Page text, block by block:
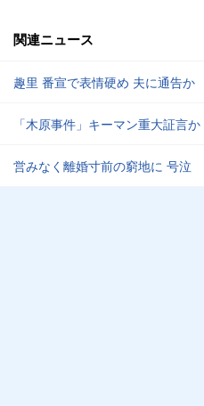
関連ニュース
趣里 番宣で表情硬め 夫に通告か
「木原事件」キーマン重大証言か
営みなく離婚寸前の窮地に 号泣